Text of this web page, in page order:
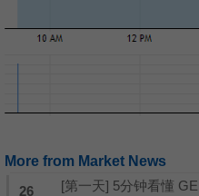
More from Market News
26
[第一天] 5分钟看懂